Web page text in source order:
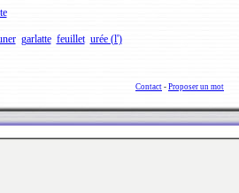
garlatte feuillet urée (l')
Contact - Proposer un mot